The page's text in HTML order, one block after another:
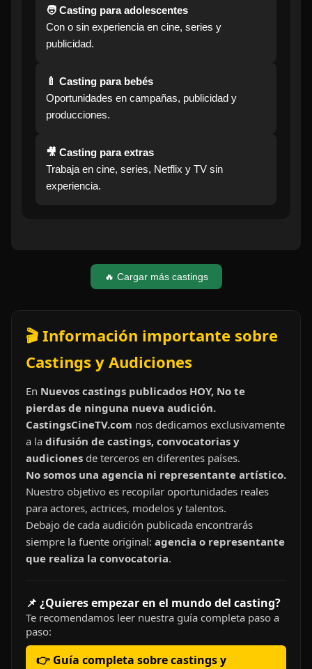
🧑 Casting para adolescentes
Con o sin experiencia en cine, series y
publicidad.
🍼 Casting para bebés
Oportunidades en campañas, publicidad y
producciones.
🎥 Casting para extras
Trabaja en cine, series, Netflix y TV sin
experiencia.
🔥 Cargar más castings
🎬 Información importante sobre
Castings y Audiciones
En Nuevos castings publicados HOY, No te
pierdas de ninguna nueva audición.
CastingsCineTV.com nos dedicamos exclusivamente
a la difusión de castings, convocatorias y
audiciones de terceros en diferentes países.
No somos una agencia ni representante artístico.
Nuestro objetivo es recopilar oportunidades reales
para actores, actrices, modelos y talentos.
Debajo de cada audición publicada encontrarás
siempre la fuente original: agencia o representante
que realiza la convocatoria.
📌 ¿Quieres empezar en el mundo del casting?
Te recomendamos leer nuestra guía completa paso a
paso:
👉 Guía completa sobre castings y